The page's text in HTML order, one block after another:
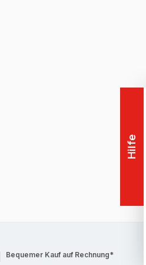
Bequemer Kauf auf Rechnung*
Hilfe